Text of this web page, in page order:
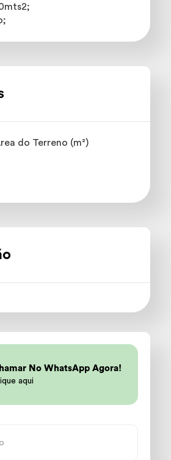
do Terreno (m²)
No WhatsApp Agora!
aqui